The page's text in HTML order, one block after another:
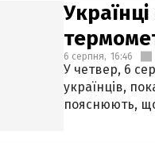
6 серпня, 16:46
У четвер, 6
українців,
пояснюють,